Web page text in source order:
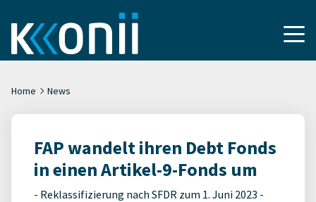
Home News
FAP wandelt ihren Debt Fonds
in einen Artikel-9-Fonds um
- Reklassifizierung nach SFDR zum 1. Juni 2023 -